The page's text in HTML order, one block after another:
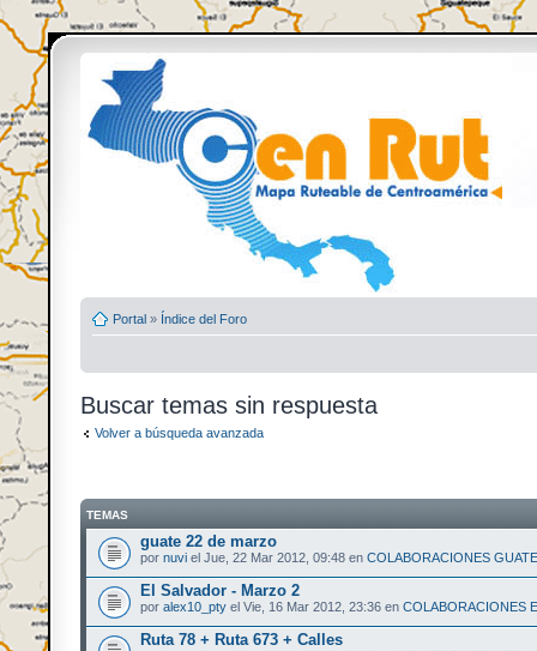
Portal » Índice del Foro
Buscar temas sin respuesta
Volver a búsqueda avanzada
TEMAS
guate 22 de marzo
por nuvi el Jue, 22 Mar 2012, 09:48 en COLABORACIONES
El Salvador - Marzo 2
por alex10_pty el Vie, 16 Mar 2012, 23:36 en COLABORACIONES
Ruta 78 + Ruta 673 + Calles